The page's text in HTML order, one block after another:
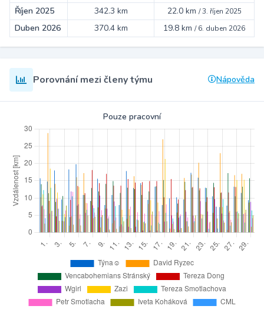
Říjen 2025 342.3 km 22.0 km /3. říjen 2025
Duben 2026 370.4 km 19.8 km /6. duben 2026
Porovnání mezi členy týmu Nápověda
Pouze pracovní